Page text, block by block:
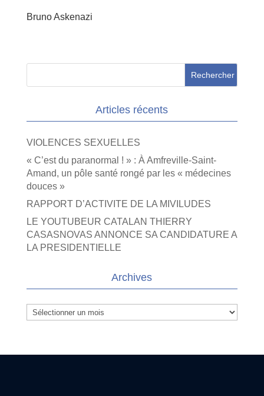
Bruno Askenazi
Articles récents
VIOLENCES SEXUELLES
« C’est du paranormal ! » : À Amfreville-Saint-
Amand, un pôle santé rongé par les « médecines
douces »
RAPPORT D’ACTIVITE DE LA MIVILUDES
LE YOUTUBEUR CATALAN THIERRY
CASASNOVAS ANNONCE SA CANDIDATURE A
LA PRESIDENTIELLE
Archives
Archives